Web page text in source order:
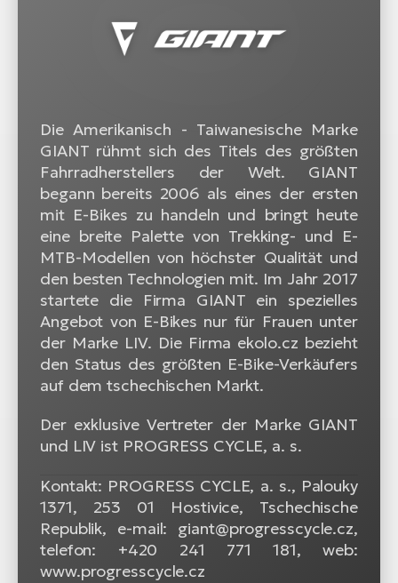
Die Amerikanisch - Taiwanesische Marke
GIANT rühmt sich des Titels des größten
Fahrradherstellers der Welt. GIANT
begann bereits 2006 als eines der ersten
mit E-Bikes zu handeln und bringt heute
eine breite Palette von Trekking- und E-
MTB-Modellen von höchster Qualität und
den besten Technologien mit. Im Jahr 2017
startete die Firma GIANT ein spezielles
Angebot von E-Bikes nur für Frauen unter
der Marke LIV. Die Firma ekolo.cz bezieht
den Status des größten E-Bike-Verkäufers
auf dem tschechischen Markt.
Der exklusive Vertreter der Marke GIANT
und LIV ist PROGRESS CYCLE, a. s.
Kontakt: PROGRESS CYCLE, a. s., Palouky
1371, 253 01 Hostivice, Tschechische
Republik, e-mail: giant@progresscycle.cz,
telefon: +420 241 771 181, web:
www.progresscycle.cz